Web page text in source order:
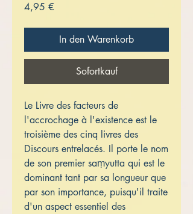
4,95 €
In den Warenkorb
Sofortkauf
Le Livre des facteurs de
l'accrochage à l'existence est le
troisième des cinq livres des
Discours entrelacés. Il porte le nom
de son premier saṃyutta qui est le
dominant tant par sa longueur que
par son importance, puisqu'il traite
d'un aspect essentiel des